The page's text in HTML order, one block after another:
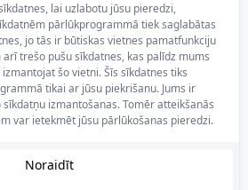
lai uzlabotu jūsu pieredzi,
pārlūkprogrammā tiek saglabātas
jo tās ir būtiskas vietnes pamatfunkciju
trešo pušu sīkdatnes, kas palīdz mums
šo vietni. Šīs sīkdatnes tiks
tikai ar jūsu piekrišanu. Jums ir
izmantošanas. Tomēr atteikšanās
var ietekmēt jūsu pārlūkošanas pieredzi.
Noraidīt